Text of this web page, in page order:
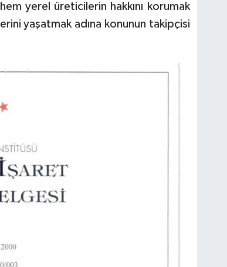
yerel üreticilerin hakkını korumak
yaşatmak adına konunun takipçisi